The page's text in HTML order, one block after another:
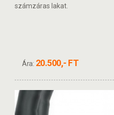
számzáras lakat.
Ára: 20.500,- FT